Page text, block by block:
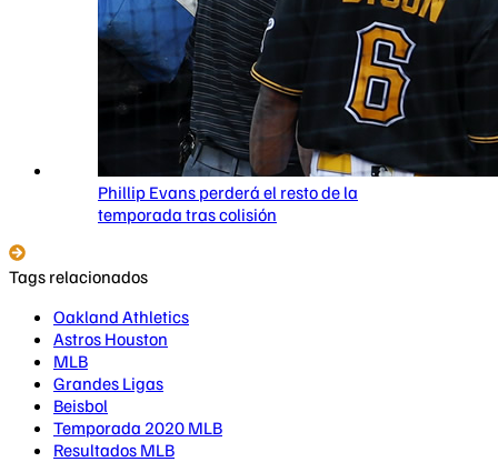
Phillip Evans perderá el resto de la
temporada tras colisión
Tags relacionados
Oakland Athletics
Astros Houston
MLB
Grandes Ligas
Beisbol
Temporada 2020 MLB
Resultados MLB